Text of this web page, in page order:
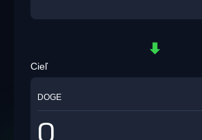
Cieľ
DOGE